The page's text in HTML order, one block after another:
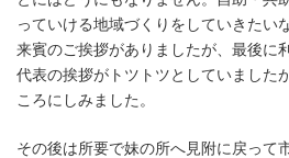
っていける地域づくりをしていきたい
来賓のご挨拶がありましたが、最後に
代表の挨拶がトツトツとしていました
ころにしみました。
その後は所要で妹の所へ見附に戻って